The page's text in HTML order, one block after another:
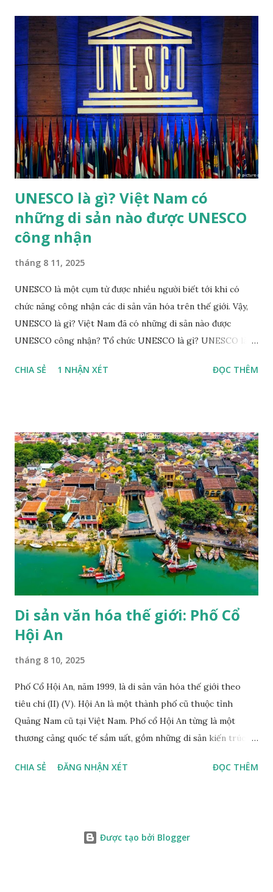
đại diện của nhân loại. Nhã nhạc cung đình Huế là thể loại
nhạc của cung đình thời phong kiến, được biểu diễn vào các
dịp lễ hội (vua đăng quang, băng hà, các lễ hội tôn nghiêm
khác) trong năm của các triều đại nhà Nguyễn của Việt Nam.
Nhã nhạc cung đình Huế đã được UNESCO công nhận là
Kiệt tác truyền khẩu và phi vật thể nhân loại vào năm 2003.
Theo đánh giá của UNESCO, "trong các thể loại nhạc cổ
truyền ở Việt Nam, chỉ có Nhã nhạc đạt tới tầm vóc quốc
gia". ...
UNESCO là gì? Việt Nam có
những di sản nào được UNESCO
công nhận
tháng 8 11, 2025
UNESCO là một cụm từ được nhiều người biết tới khi có
chức năng công nhận các di sản văn hóa trên thế giới. Vậy,
UNESCO là gì? Việt Nam đã có những di sản nào được
UNESCO công nhận? Tổ chức UNESCO là gì? UNESCO là
Liên hợp quốc (United Nations Educational Scientific and
gia về giáo dục, khoa học và văn hoá để đảm bảo sự tôn
trọng công lý, luật pháp, nhân quyền và tự do cơ bản cho tất
cả mọi người không phân biệt chủng tộc, nam nữ, ngôn ngữ,
tôn giáo" (trích Công ước thành lập UNESCO). UNESCO
hiện đã có mặt trên 191 quốc gia thành viên và trụ sở chính
đặt tại Pháp, với hơn 50 văn phòng và các trung tâm trực
thuộc đặt khắp nơi trên thế giới, một trong các dự án của
UNESCO là duy trì danh sách các di sản thế giới. Một trong
những hoạt động nổi bật của UNESCO...
CHIA SẺ 1 NHẬN XÉT ĐỌC THÊM
Di sản văn hóa thế giới: Phố Cổ
Hội An
tháng 8 10, 2025
Phố Cổ Hội An, năm 1999, là di sản văn hóa thế giới theo
tiêu chí (II) (V). Hội An là một thành phố cũ thuộc tỉnh
Quảng Nam cũ tại Việt Nam. Phố cổ Hội An từng là một
thương cảng quốc tế sầm uất, gồm những di sản kiến trúc đã
sản văn hóa thế giới từ năm 1999. Lịch sử phát triển Phố cổ
Lăng Bà; Thanh Chiếm đã cung cấp nhiều thông tin quý về
CHIA SẺ ĐĂNG NHẬN XÉT ĐỌC THÊM
Được tạo bởi Blogger